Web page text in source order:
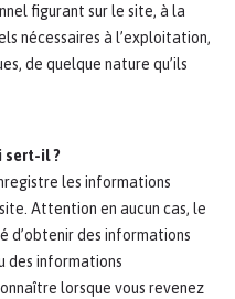
figurant sur le site, à la
nécessaires à l’exploitation,
de quelque nature qu’ils
sert-il ?
les informations
Attention en aucun cas, le
d’obtenir des informations
des informations
lorsque vous revenez